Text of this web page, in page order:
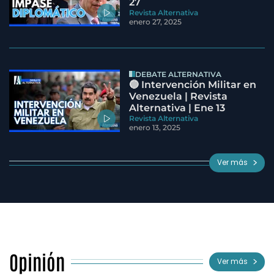
Revista Alternativa
enero 27, 2025
DEBATE ALTERNATIVA
🔵 Intervención Militar en
Venezuela | Revista
Alternativa | Ene 13
Revista Alternativa
enero 13, 2025
Ver más
Opinión Ver más